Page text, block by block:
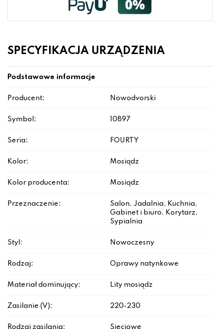
SPECYFIKACJA URZĄDZENIA
Podstawowe informacje
Producent: Nowodvorski
Symbol: 10897
Seria: FOURTY
Kolor: Mosiądz
Kolor producenta: Mosiądz
Przeznaczenie:
Salon, Jadalnia, Kuchnia,
Gabinet i biuro, Korytarz,
Sypialnia
Styl: Nowoczesny
Rodzaj: Oprawy natynkowe
Materiał dominujący: Lity mosiądz
Zasilanie (V): 220-230
Rodzaj zasilania: Sieciowe